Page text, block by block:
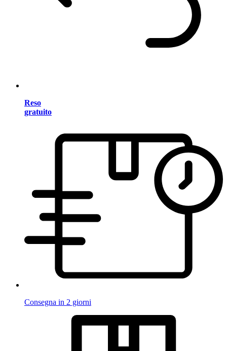
Reso
gratuito
Consegna in 2 giorni